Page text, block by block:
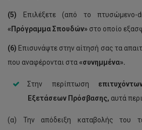
(5)
Επιλέξετε (από το
«Πρόγραμμα Σπουδών» στο οποίο
(6) Επισυνάψτε στην αίτησή σας τα
που αναφέρονται στα «συνημμένα».
Στην περίπτωση
Εξετάσεων Πρόσβασης, αυτά
(α) Την απόδειξη καταβολής του